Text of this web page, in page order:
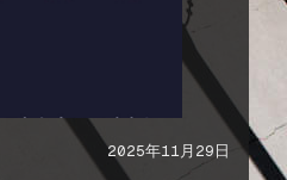
2025年11月29日